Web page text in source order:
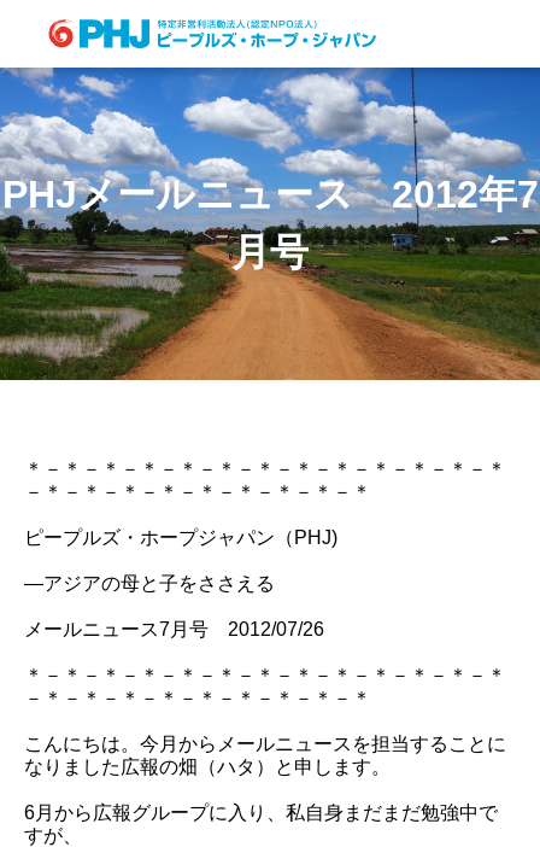
content
PHJメールニュース 2012年7
月号
＊－＊－＊－＊－＊－＊－＊－＊－＊－＊－＊－＊－＊
－＊－＊－＊－＊－＊－＊－＊－＊－＊
ピープルズ・ホープジャパン（PHJ)
―アジアの母と子をささえる
メールニュース7月号 2012/07/26
＊－＊－＊－＊－＊－＊－＊－＊－＊－＊－＊－＊－＊
－＊－＊－＊－＊－＊－＊－＊－＊－＊
こんにちは。今月からメールニュースを担当することに
なりました広報の畑（ハタ）と申します。
6月から広報グループに入り、私自身まだまだ勉強中で
すが、